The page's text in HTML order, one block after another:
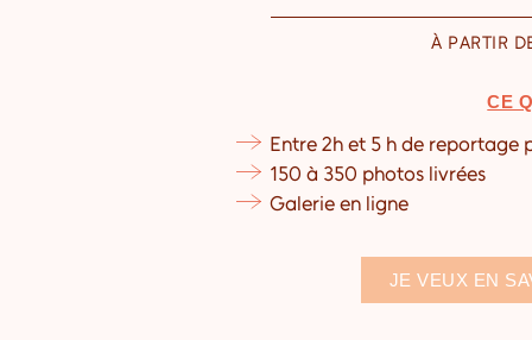
À PARTIR
CE
Entre 2h et 5 h de reportage
150 à 350 photos livrées
Galerie en ligne
JE VEUX EN